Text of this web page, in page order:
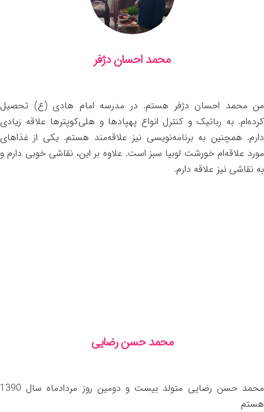
محمد احسان دژفر
من محمد احسان دژفر هستم. در مدرسه امام هادی (ع) تحصیل
کرده‌ام. به رباتیک و کنترل انواع پهپادها و هلی‌کوپترها علاقه زیادی
دارم. همچنین به برنامه‌نویسی نیز علاقه‌مند هستم. یکی از غذاهای
مورد علاقه‌ام خورشت لوبیا سبز است. علاوه بر این، نقاشی خوبی دارم و
به نقاشی نیز علاقه دارم.
محمد حسن رضایی
محمد حسن رضایی متولد بیست و دومین روز مردادماه سال 1390
هستم